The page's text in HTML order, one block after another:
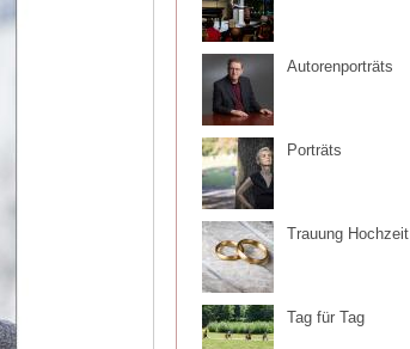
Autorenporträts
Porträts
Trauung Hochzeit
Tag für Tag